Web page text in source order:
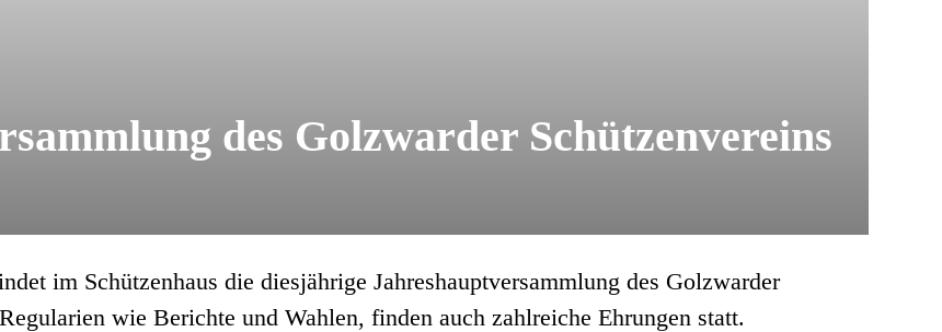
des Golzwarder Schützenvereins
im Schützenhaus die diesjährige Jahreshauptversammlung des Golzwarder
wie Berichte und Wahlen, finden auch zahlreiche Ehrungen statt.